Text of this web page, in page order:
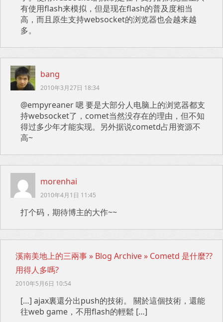
有使用flash来模拟，但是现在flash的普及度相当
高，而且原生支持websocket的浏览器也会越来越
多。
bang
2010年3月27日 18:34
@empyreaner 嗯 要是大部分人电脑上的浏览器都支
持websocket了，comet当然没存在的理由，但不知
得过多少年才能实现。另外据说cometd占用资源不
高~
morenhai
2010年4月1日 11:45
打个码，期待博主的大作~~
溪南美地上的三兩事 » Blog Archive » Cometd 是什麼??
用得人多嗎?
2010年5月6日 10:54
[…] ajax裏還分出push的技術。 關於這個技術，還能
往web game，不用flash的輕鬆 […]